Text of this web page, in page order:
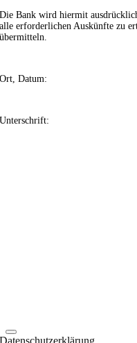
Die Bank wird hiermit
alle erforderlichen Auskünfte zu
übermitteln.
Ort, Datum:
Unterschrift:
Datenschutzerklärung